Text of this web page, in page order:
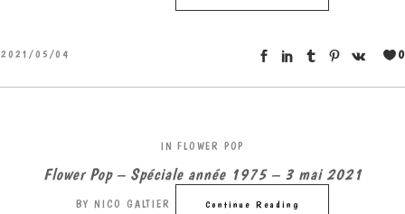
2021/05/04 0
IN FLOWER POP
Flower Pop – Spéciale année 1975 – 3 mai 2021
BY NICO GALTIER Continue Reading